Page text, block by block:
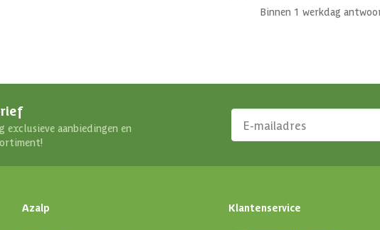
Binnen 1 werkdag
exclusieve aanbiedingen en
Azalp Klantenservice